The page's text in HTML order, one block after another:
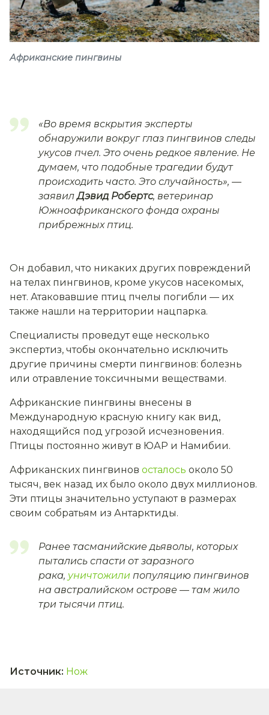
Африканские пингвины
«Во время вскрытия эксперты
обнаружили вокруг глаз пингвинов следы
укусов пчел. Это очень редкое явление. Не
думаем, что подобные трагедии будут
происходить часто. Это случайность», —
заявилДэвид Робертс, ветеринар
Южноафриканского фонда охраны
прибрежных птиц.
Он добавил, что никаких других повреждений
на телах пингвинов, кроме укусов насекомых,
нет. Атаковавшие птиц пчелы погибли — их
также нашли на территории нацпарка.
Специалисты проведут еще несколько
экспертиз, чтобы окончательно исключить
другие причины смерти пингвинов: болезнь
или отравление токсичными веществами.
Африканские пингвины внесены в
Международную красную книгу как вид,
находящийся под угрозой исчезновения.
Птицы постоянно живут в ЮАР и Намибии.
Африканских пингвинов осталось около 50
тысяч, век назад их было около двух миллионов.
Эти птицы значительно уступают в размерах
своим собратьям из Антарктиды.
Ранее тасманийские дьяволы, которых
пытались спасти от заразного
рака, уничтожили популяцию пингвинов
на австралийском острове — там жило
три тысячи птиц.
Источник: Нож